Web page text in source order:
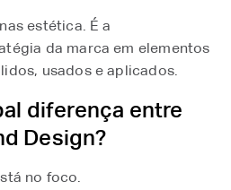
estética. É a
da marca em elementos
usados e aplicados.
diferença entre
Design?
no foco.